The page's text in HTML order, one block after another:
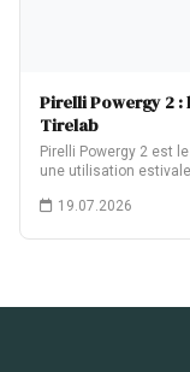
Pirelli Powergy 2 :
Tirelab
Pirelli Powergy 2 est
une utilisation
19.07.2026